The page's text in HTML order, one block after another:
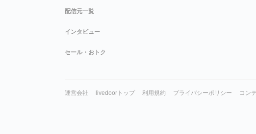
配信元一覧
インタビュー
セール・おトク
運営会社 livedoorトップ 利用規約 プライバシーポリシー コン